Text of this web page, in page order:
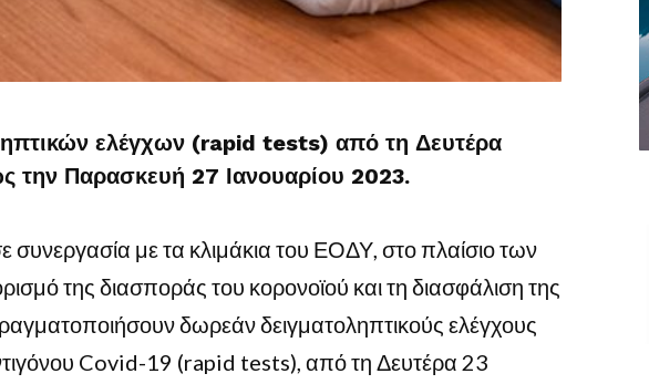
ελέγχων (rapid tests) από τη Δευτέρα
την Παρασκευή 27 Ιανουαρίου 2023.
με τα κλιμάκια του ΕΟΔΥ, στο πλαίσιο των
της διασποράς του κορονοϊού και τη διασφάλιση της
δωρεάν δειγματοληπτικούς ελέγχους
Covid-19 (rapid tests), από τη Δευτέρα 23